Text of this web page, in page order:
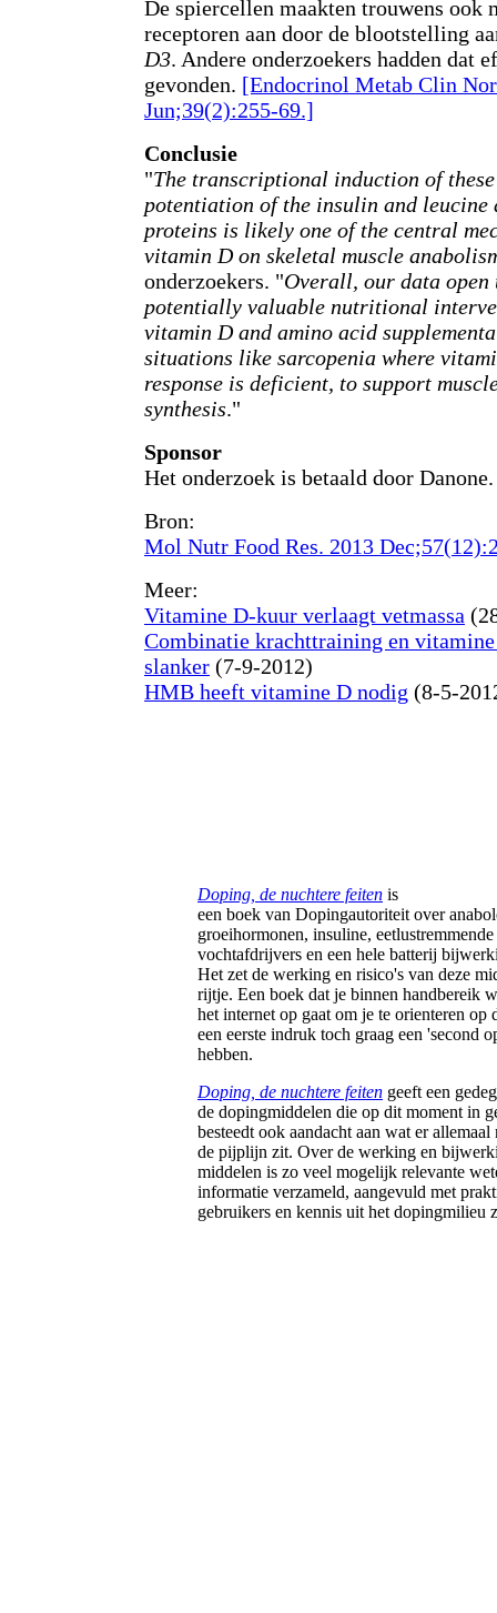
De spiercellen maakten trouwens ook
receptoren aan door de blootstelling
D3. Andere onderzoekers hadden dat
gevonden. [Endocrinol Metab Clin
Jun;39(2):255-69.]
Conclusie
"The transcriptional induction of these
potentiation of the insulin and leucine
proteins is likely one of the central
vitamin D on skeletal muscle
onderzoekers. "Overall, our data open
potentially valuable nutritional
vitamin D and amino acid
situations like sarcopenia where
response is deficient, to support
synthesis."
Sponsor
Het onderzoek is betaald door Danone.
Bron:
Mol Nutr Food Res. 2013
Meer:
Vitamine D-kuur verlaagt vetmassa
Combinatie krachttraining en
slanker (7-9-2012)
HMB heeft vitamine D nodig (8-5-